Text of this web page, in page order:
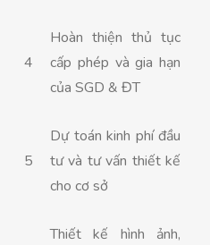
4
Hoàn thiện thủ tục
cấp phép và gia hạn
của SGD & ĐT
5
Dự toán kinh phí đầu
tư và tư vấn thiết kế
cho cơ sở
Thiết kế hình ảnh,